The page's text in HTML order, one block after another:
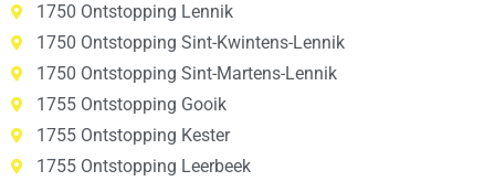
1750 Ontstopping Lennik
1750 Ontstopping Sint-Kwintens-Lennik
1750 Ontstopping Sint-Martens-Lennik
1755 Ontstopping Gooik
1755 Ontstopping Kester
1755 Ontstopping Leerbeek